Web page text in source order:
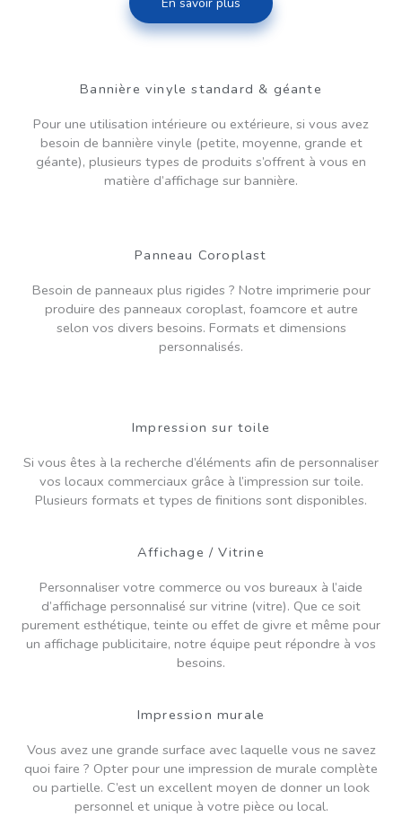
Bannière vinyle standard & géante
Pour une utilisation intérieure ou extérieure, si vous avez
besoin de bannière vinyle (petite, moyenne, grande et
géante), plusieurs types de produits s’offrent à vous en
matière d’affichage sur bannière.
Panneau Coroplast
Besoin de panneaux plus rigides ? Notre imprimerie pour
produire des panneaux coroplast, foamcore et autre
selon vos divers besoins. Formats et dimensions
personnalisés.
Impression sur toile
Si vous êtes à la recherche d’éléments afin de personnaliser
vos locaux commerciaux grâce à l’impression sur toile.
Plusieurs formats et types de finitions sont disponibles.
Affichage / Vitrine
Personnaliser votre commerce ou vos bureaux à l’aide
d’affichage personnalisé sur vitrine (vitre). Que ce soit
purement esthétique, teinte ou effet de givre et même pour
un affichage publicitaire, notre équipe peut répondre à vos
besoins.
Impression murale
Vous avez une grande surface avec laquelle vous ne savez
quoi faire ? Opter pour une impression de murale complète
ou partielle. C’est un excellent moyen de donner un look
personnel et unique à votre pièce ou local.